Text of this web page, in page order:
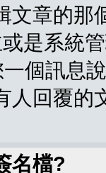
文章的那
是系統
個訊息
人回覆的
名檔?